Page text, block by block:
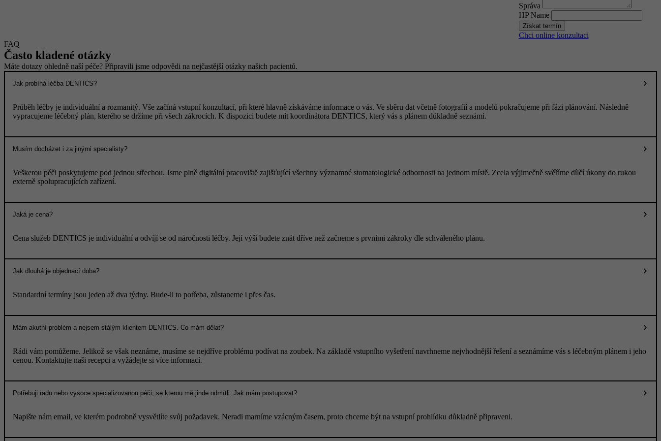
Správa
HP Name
Získat termín
Chci online konzultaci
FAQ
Často kladené otázky
Máte dotazy ohledně naší péče? Připravili jsme odpovědi na nejčastější otázky našich pacientů.
Jak probíhá léčba DENTICS?
Průběh léčby je individuální a rozmanitý. Vše začíná vstupní konzultací, při které hlavně získáváme informace o vás. Ve sběru dat včetně fotografií a modelů pokračujeme při fázi plánování. Následně
vypracujeme léčebný plán, kterého se držíme při všech zákrocích. K dispozici budete mít koordinátora DENTICS, který vás s plánem důkladně seznámí.
Musím docházet i za jinými specialisty?
Veškerou péči poskytujeme pod jednou střechou. Jsme plně digitální pracoviště zajišťující všechny významné stomatologické odbornosti na jednom místě. Zcela výjimečně svěříme dílčí úkony do rukou
externě spolupracujících zařízení.
Jaká je cena?
Cena služeb DENTICS je individuální a odvíjí se od náročnosti léčby. Její výši budete znát dříve než začneme s prvními zákroky dle schváleného plánu.
Jak dlouhá je objednací doba?
Standardní termíny jsou jeden až dva týdny. Bude-li to potřeba, zůstaneme i přes čas.
Mám akutní problém a nejsem stálým klientem DENTICS. Co mám dělat?
Rádi vám pomůžeme. Jelikož se však neznáme, musíme se nejdříve problému podívat na zoubek. Na základě vstupního vyšetření navrhneme nejvhodnější řešení a seznámíme vás s léčebným plánem i jeho
cenou. Kontaktujte naši recepci a vyžádejte si více informací.
Potřebuji radu nebo vysoce specializovanou péči, se kterou mě jinde odmítli. Jak mám postupovat?
Napište nám email, ve kterém podrobně vysvětlíte svůj požadavek. Neradi marníme vzácným časem, proto chceme být na vstupní prohlídku důkladně připraveni.